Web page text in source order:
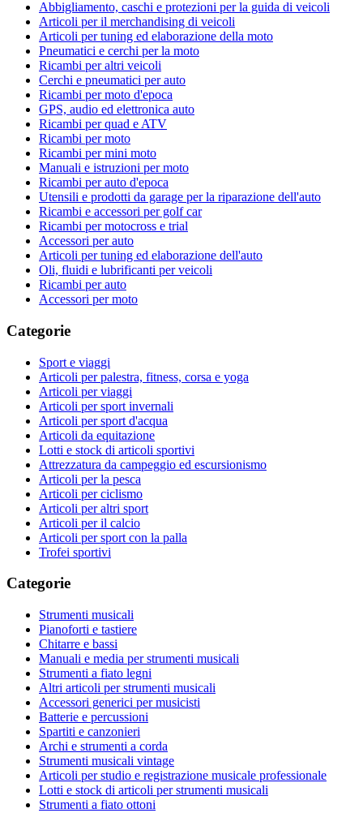
Abbigliamento, caschi e protezioni per la guida di veicoli
Articoli per il merchandising di veicoli
Articoli per tuning ed elaborazione della moto
Pneumatici e cerchi per la moto
Ricambi per altri veicoli
Cerchi e pneumatici per auto
Ricambi per moto d'epoca
GPS, audio ed elettronica auto
Ricambi per quad e ATV
Ricambi per moto
Ricambi per mini moto
Manuali e istruzioni per moto
Ricambi per auto d'epoca
Utensili e prodotti da garage per la riparazione dell'auto
Ricambi e accessori per golf car
Ricambi per motocross e trial
Accessori per auto
Articoli per tuning ed elaborazione dell'auto
Oli, fluidi e lubrificanti per veicoli
Ricambi per auto
Accessori per moto
Categorie
Sport e viaggi
Articoli per palestra, fitness, corsa e yoga
Articoli per viaggi
Articoli per sport invernali
Articoli per sport d'acqua
Articoli da equitazione
Lotti e stock di articoli sportivi
Attrezzatura da campeggio ed escursionismo
Articoli per la pesca
Articoli per ciclismo
Articoli per altri sport
Articoli per il calcio
Articoli per sport con la palla
Trofei sportivi
Categorie
Strumenti musicali
Pianoforti e tastiere
Chitarre e bassi
Manuali e media per strumenti musicali
Strumenti a fiato legni
Altri articoli per strumenti musicali
Accessori generici per musicisti
Batterie e percussioni
Spartiti e canzonieri
Archi e strumenti a corda
Strumenti musicali vintage
Articoli per studio e registrazione musicale professionale
Lotti e stock di articoli per strumenti musicali
Strumenti a fiato ottoni